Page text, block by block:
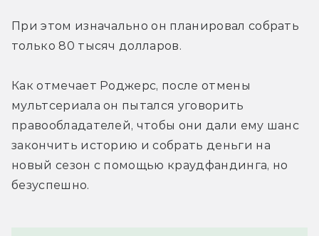
При этом изначально он планировал собрать
только 80 тысяч долларов.
Как отмечает Роджерс, после отмены
мультсериала он пытался уговорить
правообладателей, чтобы они дали ему шанс
закончить историю и собрать деньги на
новый сезон с помощью краудфандинга, но
безуспешно.